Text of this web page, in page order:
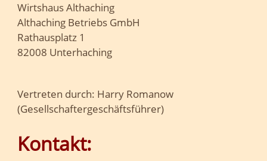
Wirtshaus Althaching
Althaching Betriebs GmbH
Rathausplatz 1
82008 Unterhaching
Vertreten durch: Harry Romanow
(Gesellschaftergeschäftsführer)
Kontakt: